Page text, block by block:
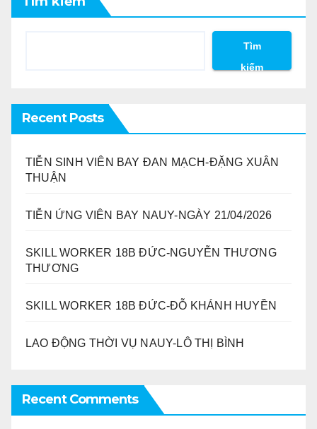
Tìm
kiếm
Recent Posts
TIỄN SINH VIÊN BAY ĐAN MẠCH-ĐẶNG XUÂN
THUẬN
TIỄN ỨNG VIÊN BAY NAUY-NGÀY 21/04/2026
SKILL WORKER 18B ĐỨC-NGUYỄN THƯƠNG
THƯƠNG
SKILL WORKER 18B ĐỨC-ĐỖ KHÁNH HUYỀN
LAO ĐỘNG THỜI VỤ NAUY-LÔ THỊ BÌNH
Recent Comments